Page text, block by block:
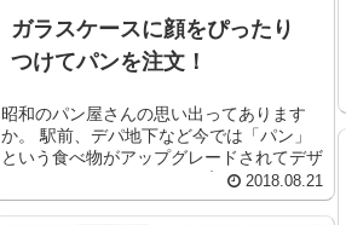
ガラスケースに顔をぴったり
つけてパンを注文！
昭和のパン屋さんの思い出ってあります
か。 駅前、デパ地下など今では「パン」
という食べ物がアップグレードされてデザ
ートのようにクオリティが高... 2018.08.21